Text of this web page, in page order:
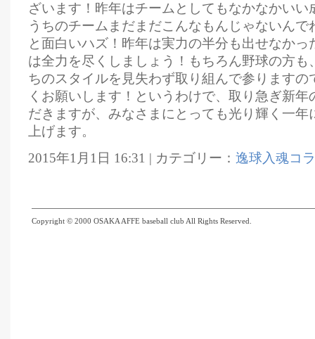
ざいます！昨年はチームとしてもなかなかいい
うちのチームまだまだこんなもんじゃないんで
と面白いハズ！昨年は実力の半分も出せなかっ
は全力を尽くしましょう！もちろん野球の方も
ちのスタイルを見失わず取り組んで参りますの
くお願いします！というわけで、取り急ぎ新
だきますが、みなさまにとっても光り輝く一年
上げます。
2015年1月1日 16:31 | カテゴリー： 逸球入魂コ
Copyright © 2000 OSAKA AFFE baseball club All Rights Reserved.